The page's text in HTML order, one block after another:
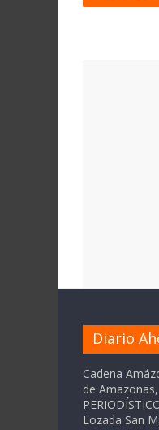
Diario
Cadena
de
Lozada San